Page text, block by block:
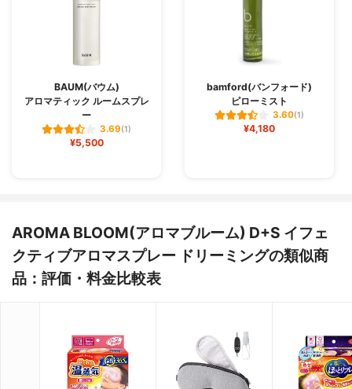
BAUM(バウム)
アロマティック ルームスプレ
ー
3.69(1)
¥5,500
bamford(バンフォード)
ピローミスト
3.60(1)
¥4,180
AROMA BLOOM(アロマブルーム) D+S イフェ
クティブアロマスプレー ドリーミングの類似商
品：評価・料金比較表